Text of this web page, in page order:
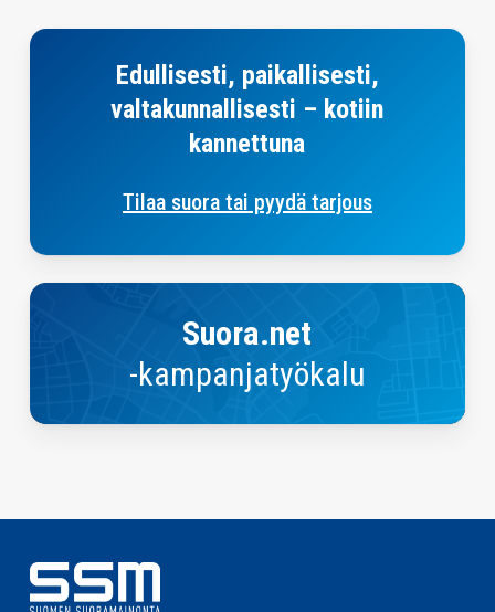
Edullisesti, paikallisesti,
valtakunnallisesti – kotiin
kannettuna
Tilaa suora tai pyydä tarjous
kampanjasuunnittelutyökalu
Suora.net
-kampanjatyökalu